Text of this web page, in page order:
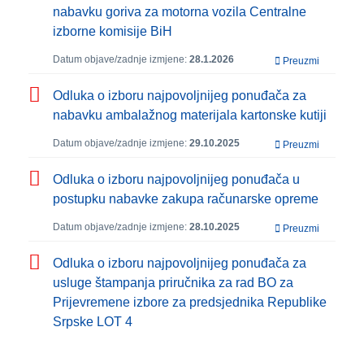
nabavku goriva za motorna vozila Centralne
izborne komisije BiH
Datum objave/zadnje izmjene: 28.1.2026 Preuzmi
Odluka o izboru najpovoljnijeg ponuđača za
nabavku ambalažnog materijala kartonske kutiji
Datum objave/zadnje izmjene: 29.10.2025 Preuzmi
Odluka o izboru najpovoljnijeg ponuđača u
postupku nabavke zakupa računarske opreme
Datum objave/zadnje izmjene: 28.10.2025 Preuzmi
Odluka o izboru najpovoljnijeg ponuđača za
usluge štampanja priručnika za rad BO za
Prijevremene izbore za predsjednika Republike
Srpske LOT 4